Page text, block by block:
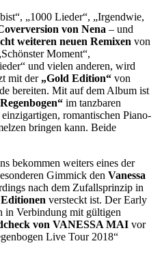
„1000 Lieder“, „Irgendwie,
von Nena – und
weiteren neuen Remixen von
Moment“,
und vielen anderen, wird
mit der „Gold Edition“ von
bereiten. Mit auf dem Album ist
im tanzbaren
romantischen Piano-
bringen kann. Beide
bekommen weiters eines der
Gimmick den Vanessa
nach dem Zufallsprinzip in
versteckt ist. Der Early
in Verbindung mit gültigen
von VANESSA MAI vor
Live Tour 2018“